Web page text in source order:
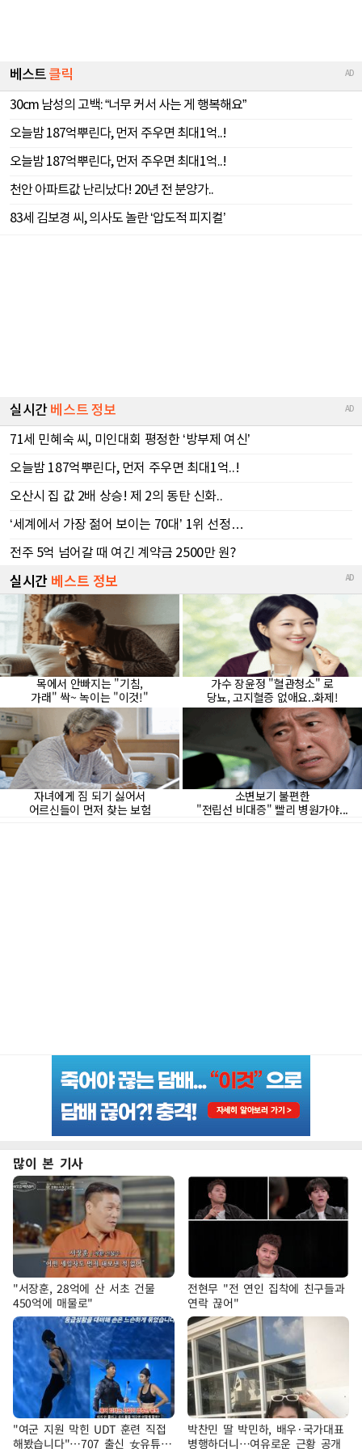
많이 본 기사
"서장훈, 28억에 산 서초 건물
450억에 매물로"
전현무 "전 연인 집착에 친구들과
연락 끊어"
"여군 지원 막힌 UDT 훈련 직접
해봤습니다"…707 출신 女유튜버
박찬민 딸 박민하, 배우·국가대표
병행하더니…여유로운 근황 공개